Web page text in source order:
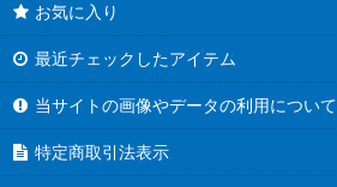
お気に入り
最近チェックしたアイテム
当サイトの画像やデータの利用について
特定商取引法表示